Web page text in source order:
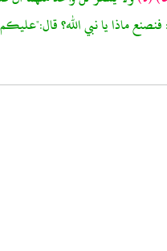
ماذا يا نبي الله؟